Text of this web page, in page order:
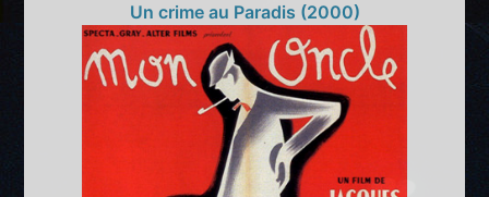
Un crime au Paradis (2000)